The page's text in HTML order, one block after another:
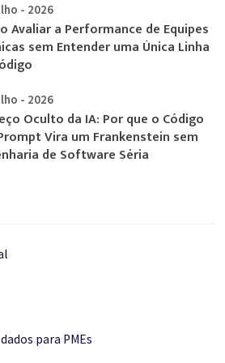
- 2026
Avaliar a Performance de Equipes
sem Entender uma Única Linha
- 2026
Oculto da IA: Por que o Código
Vira um Frankenstein sem
de Software Séria
para PMEs